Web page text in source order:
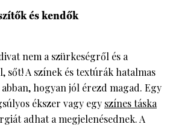
és kendők
nem a szürkeségről és a
sőt! A színek és textúrák hatalmas
hogyan jól érezd magad. Egy
ékszer vagy egy színes táska
adhat a megjelenésednek. A